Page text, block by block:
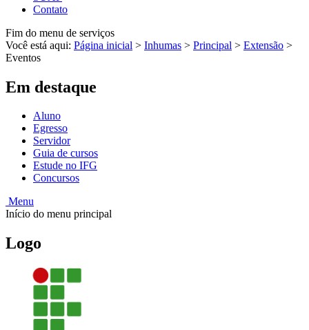
Contato
Fim do menu de serviços
Você está aqui: Página inicial > Inhumas > Principal > Extensão >
Eventos
Em destaque
Aluno
Egresso
Servidor
Guia de cursos
Estude no IFG
Concursos
Menu
Início do menu principal
Logo